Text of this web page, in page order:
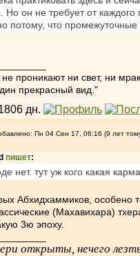
Но он не требует от
потому, что
проникают ни свет, ни
прекрасный вид."
Пн 04 Сен 17, 06:16 (9 лет
пишет:
нет. тут уж кого какая
Абхидхаммиков, особено
(Махавихара)
3ю эпоху.
открыты, нечего